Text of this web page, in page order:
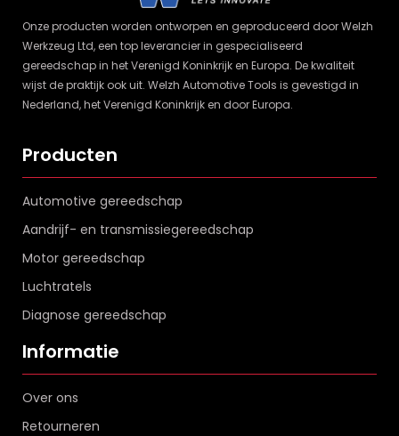
Onze producten worden ontworpen en geproduceerd door Welzh
Werkzeug Ltd, een top leverancier in gespecialiseerd
gereedschap in het Verenigd Koninkrijk en Europa. De kwaliteit
wijst de praktijk ook uit. Welzh Automotive Tools is gevestigd in
Nederland, het Verenigd Koninkrijk en door Europa.
Producten
Automotive gereedschap
Aandrijf- en transmissiegereedschap
Motor gereedschap
Luchtratels
Diagnose gereedschap
Informatie
Over ons
Retourneren